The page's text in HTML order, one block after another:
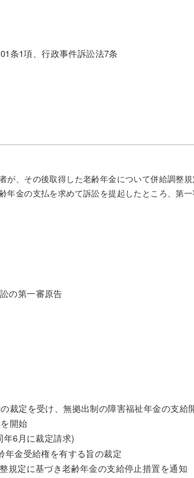
条1項、行政事件訴訟法7条
が、その後取得した老齢年金について併給調整
年金の支払を求めて訴訟を提起したところ、第
の第一審原告
裁定を受け、無拠出制の障害福祉年金の支給
開始
年6月に裁定請求)
年金受給権を有する旨の裁定
規定に基づき老齢年金の支給停止措置を通知